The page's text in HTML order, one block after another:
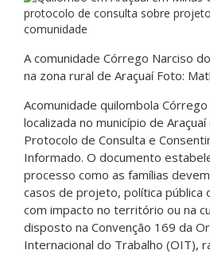
A comunidade Córrego Narciso
na zona rural de Araçuaí Foto:
Acomunidade quilombola
localizada no município de
Protocolo de Consulta e
Informado. O documento
processo como as famílias
casos de projeto, política pública
com impacto no território ou na
disposto na Convenção 169 da
Internacional do Trabalho (OIT),